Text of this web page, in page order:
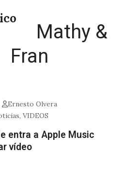
Mathy &
Fran
Ernesto Olvera
,VIDEOS
entra a Apple Music
vídeo